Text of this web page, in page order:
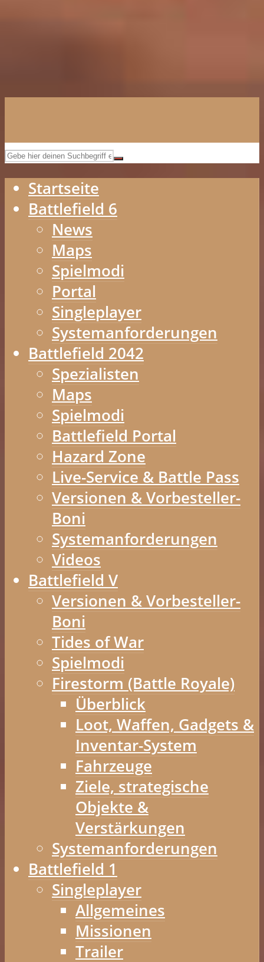
Startseite
Battlefield 6
News
Maps
Spielmodi
Portal
Singleplayer
Systemanforderungen
Battlefield 2042
Spezialisten
Maps
Spielmodi
Battlefield Portal
Hazard Zone
Live-Service & Battle Pass
Versionen & Vorbesteller-
Boni
Systemanforderungen
Videos
Battlefield V
Versionen & Vorbesteller-
Boni
Tides of War
Spielmodi
Firestorm (Battle Royale)
Überblick
Loot, Waffen, Gadgets &
Inventar-System
Fahrzeuge
Ziele, strategische
Objekte &
Verstärkungen
Systemanforderungen
Battlefield 1
Singleplayer
Allgemeines
Missionen
Trailer